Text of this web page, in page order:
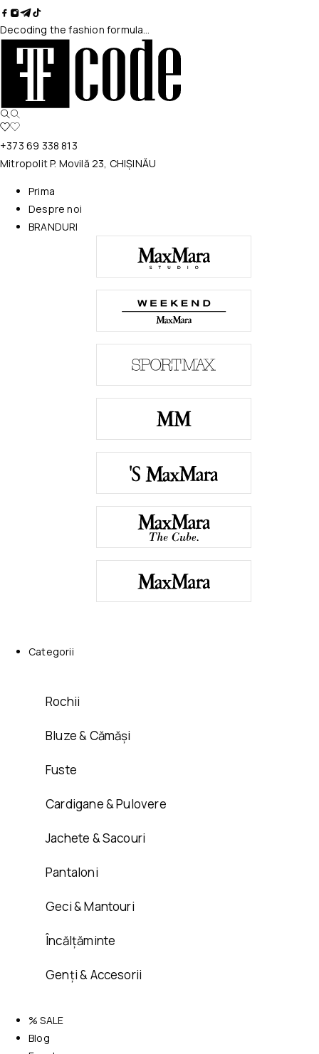
Decoding the fashion formula…
+373 69 338 813
Mitropolit P. Movilă 23, CHIȘINĂU
Prima
Despre noi
BRANDURI
Categorii
Rochii
Bluze & Cămăși
Fuste
Cardigane & Pulovere
Jachete & Sacouri
Pantaloni
Geci & Mantouri
Încălțăminte
Genți & Accesorii
% SALE
Blog